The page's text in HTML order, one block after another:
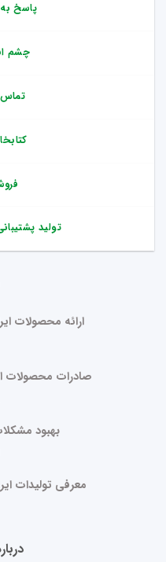
پاسخ
چشم
تماس
تولید
ارائه محصولات
صادرات محصولات
بهبود
معرفی تولیدات